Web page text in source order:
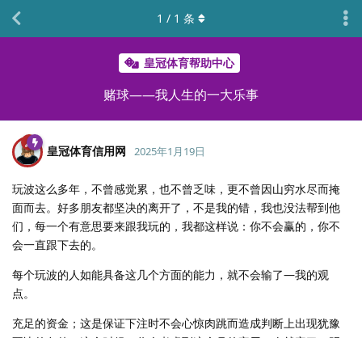
皇冠体育帮助中心
赌球——我人生的一大乐事
1 / 1 条
皇冠体育信用网 2025年1月19日
玩波这么多年，不曾感觉累，也不曾乏味，更不曾因山穷水尽而掩
面而去。好多朋友都坚决的离开了，不是我的错，我也没法帮到他
们，每一个有意思要来跟我玩的，我都这样说：你不会赢的，你不
会一直跟下去的。
每个玩波的人如能具备这几个方面的能力，就不会输了—我的观
点。
充足的资金；这是保证下注时不会心惊肉跳而造成判断上出现犹豫